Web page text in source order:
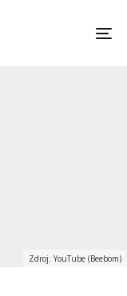
Zdroj: YouTube (Beebom)